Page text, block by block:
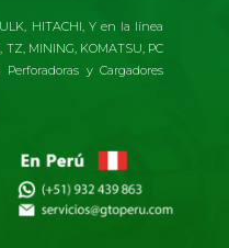
HITACHI, Y en la línea
TZ, MINING, KOMATSU, PC
y Cargadores